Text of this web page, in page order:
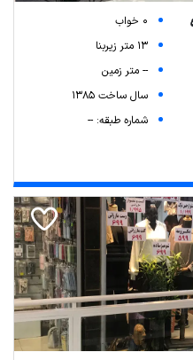
0 خواب
13 متر زیربنا
-- متر زمین
سال ساخت 1385
شماره طبقه: --